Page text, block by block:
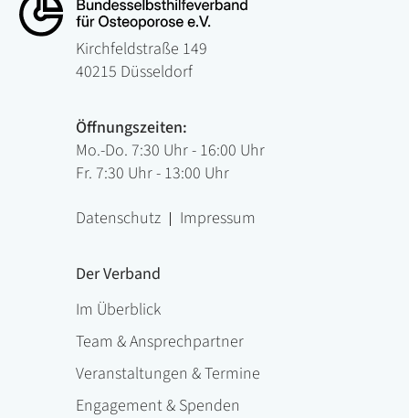
Kirchfeldstraße 149
40215 Düsseldorf
Öffnungszeiten:
Mo.-Do. 7:30 Uhr - 16:00 Uhr
Fr. 7:30 Uhr - 13:00 Uhr
Datenschutz
Impressum
Der Verband
Im Überblick
Team & Ansprechpartner
Veranstaltungen & Termine
Engagement & Spenden